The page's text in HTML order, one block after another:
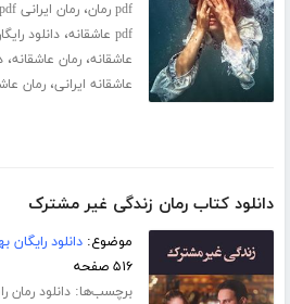
pdf رمان
،رمان ایرانی pdf
pdf عاشقانه ،دانلود
عاشقانه،رمان عاشقانه،
عاشقانه ایرانی،رمان
دانلود کتاب رمان زندگی غیر مشترک
موضوع:دانلود رایگان
۵۱۶ صفحه
برچسب‌ها:دانلود رمان